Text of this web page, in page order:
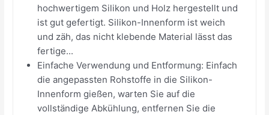
hochwertigem Silikon und Holz hergestellt und
ist gut gefertigt. Silikon-Innenform ist weich
und zäh, das nicht klebende Material lässt das
fertige...
Einfache Verwendung und Entformung: Einfach
die angepassten Rohstoffe in die Silikon-
Innenform gießen, warten Sie auf die
vollständige Abkühlung, entfernen Sie die